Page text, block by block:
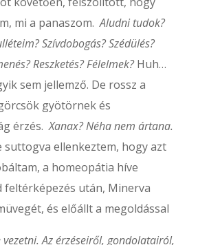
mi a panaszom.Aludni tudok?
Szívdobogás? Szédülés?
Reszketés? Félelmek?Huh…
sem jellemző. De rossz a
gyötörnek és
érzés.Xanax? Néha nem ártana.
suttogva ellenkeztem, hogy azt
a homeopátia híve
feltérképezés után, Minerva
és előállt a megoldással
Az érzéseiről, gondolatairól,